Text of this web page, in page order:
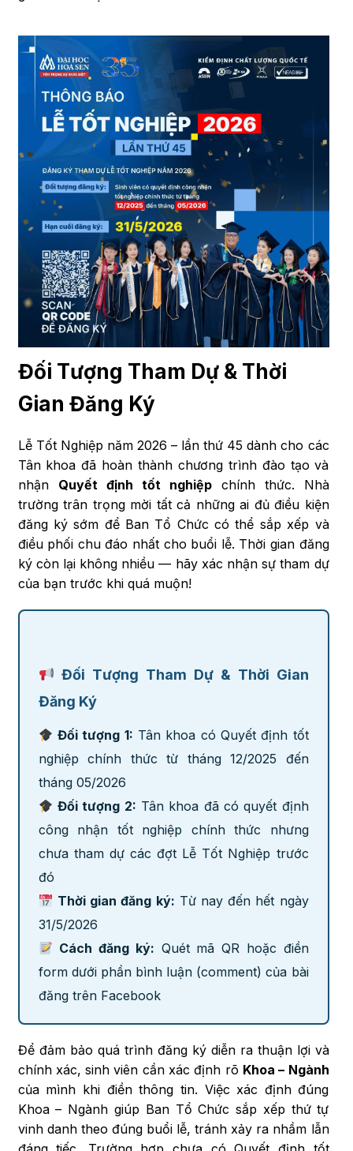
Đối Tượng Tham Dự & Thời
Gian Đăng Ký
Lễ Tốt Nghiệp năm 2026 – lần thứ 45 dành cho các
Tân khoa đã hoàn thành chương trình đào tạo và
nhận Quyết định tốt nghiệpchính thức. Nhà
trường trân trọng mời tất cả những ai đủ điều kiện
đăng ký sớm để Ban Tổ Chức có thể sắp xếp và
điều phối chu đáo nhất cho buổi lễ. Thời gian đăng
ký còn lại không nhiều — hãy xác nhận sự tham dự
của bạn trước khi quá muộn!
Đối Tượng Tham Dự & Thời Gian
Đăng Ký
Đối tượng 1: Tân khoa có Quyết định tốt
nghiệp chính thức từ tháng 12/2025 đến
tháng 05/2026
Đối tượng 2: Tân khoa đã có quyết định
công nhận tốt nghiệp chính thức nhưng
chưa tham dự các đợt Lễ Tốt Nghiệp trước
đó
Thời gian đăng ký: Từ nay đến hết ngày
31/5/2026
Cách đăng ký: Quét mã QR hoặc điền
form dưới phần bình luận (comment) của bài
đăng trên Facebook
Để đảm bảo quá trình đăng ký diễn ra thuận lợi và
chính xác, sinh viên cần xác định rõ Khoa – Ngành
của mình khi điền thông tin. Việc xác định đúng
Khoa – Ngành giúp Ban Tổ Chức sắp xếp thứ tự
vinh danh theo đúng buổi lễ, tránh xảy ra nhầm lẫn